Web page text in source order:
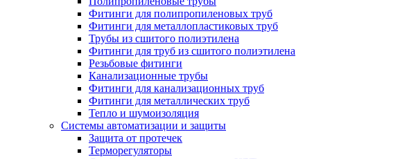
Фитинги для полипропиленовых труб
Фитинги для металлопластиковых труб
Трубы из сшитого полиэтилена
Фитинги для труб из сшитого полиэтилена
Резьбовые фитинги
Канализационные трубы
Фитинги для канализационных труб
Фитинги для металлических труб
Тепло и шумоизоляция
Системы автоматизации и защиты
Защита от протечек
Терморегуляторы